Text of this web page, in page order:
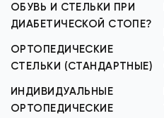
ОБУВЬ И СТЕЛЬКИ ПРИ
ДИАБЕТИЧЕСКОЙ СТОПЕ?
ОРТОПЕДИЧЕСКИЕ
СТЕЛЬКИ (СТАНДАРТНЫЕ)
ИНДИВИДУАЛЬНЫЕ
ОРТОПЕДИЧЕСКИЕ